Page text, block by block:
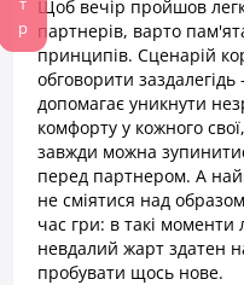
Щоб вечір пройшов
партнерів, варто
принципів. Сценарій
обговорити заздалегідь
допомагає уникнути
комфорту у кожного
завжди можна
перед партнером. А
не сміятися над
час гри: в такі моменти
невдалий жарт здатен
пробувати щось нове.